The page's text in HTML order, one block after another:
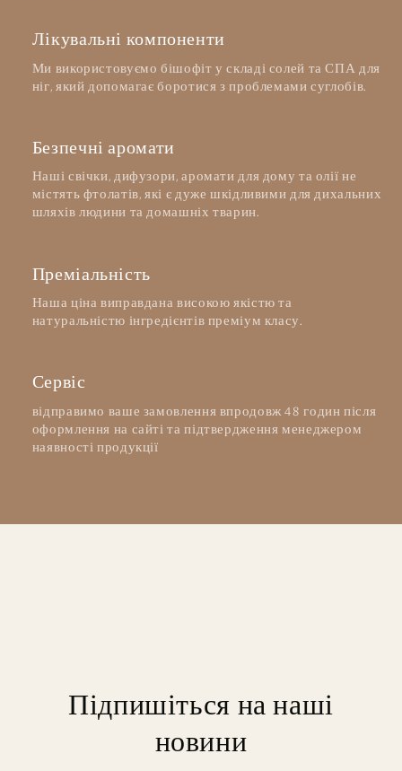
Лікувальні компоненти
Ми використовуємо бішофіт у складі солей та СПА для
ніг, який допомагає боротися з проблемами суглобів.
Безпечні аромати
Наші свічки, дифузори, аромати для дому та олії не
містять фтолатів, які є дуже шкідливими для дихальних
шляхів людини та домашніх тварин.
Преміальність
Наша ціна виправдана високою якістю та
натуральністю інгредієнтів преміум класу.
Сервіс
відправимо ваше замовлення впродовж 48 годин після
оформлення на сайті та підтвердження менеджером
наявності продукції
Підпишіться на наші
новини